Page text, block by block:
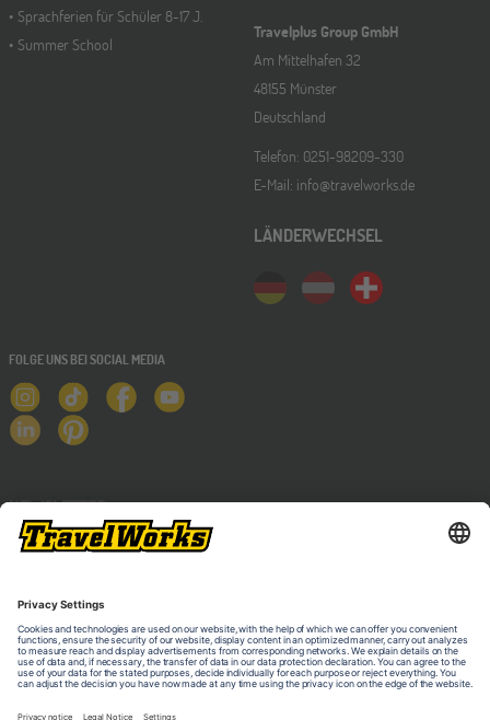
Sprachferien für Schüler 8-17 J.
Summer School
Travelplus Group GmbH
Am Mittelhafen 32
48155 Münster
Deutschland
Telefon: 0251-98209-330
E-Mail: info@travelworks.de
LÄNDERWECHSEL
FOLGE UNS BEI SOCIAL MEDIA
NEWSLETTER